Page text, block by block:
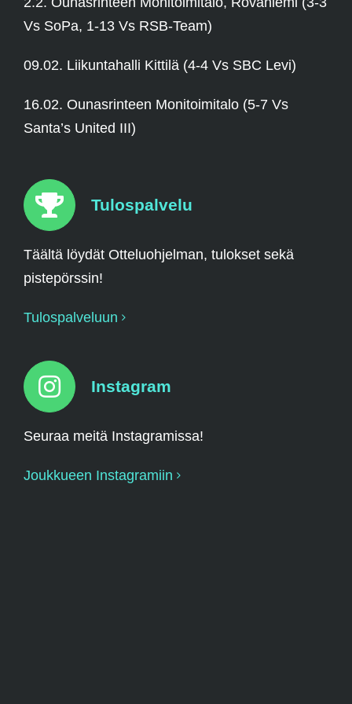
Vs SoPa, 1-13 Vs RSB-Team)
09.02. Liikuntahalli Kittilä (4-4 Vs SBC Levi)
16.02. Ounasrinteen Monitoimitalo (5-7 Vs
Santa’s United III)
Tulospalvelu
Täältä löydät Otteluohjelman, tulokset sekä
pistepörssin!
Tulospalveluun
Instagram
Seuraa meitä Instagramissa!
Joukkueen Instagramiin